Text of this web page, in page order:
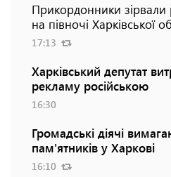
Прикордонники зірвали
на півночі Харківської
17:13
Харківський депутат
рекламу російською
16:30
Громадські діячі
пам'ятників у Харкові
16:10